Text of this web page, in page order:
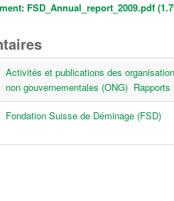
FSD_Annual_report_2009.pdf
Activités et publications des
non gouvernementales (ONG) Rapports
Fondation Suisse de Déminage (FSD)